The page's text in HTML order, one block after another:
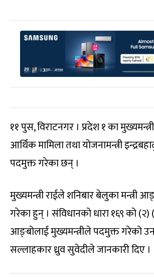
११ पुस, विराटनगर । प्रदेश १ का
आर्थिक मामिला तथा योजनामन्त्री
पदमुक्त गरेका छन् ।
मुख्यमन्त्री राईले शनिबार बेलुका मन्त्री
गरेका हुन् । संविधानको धारा १६९ को (२)
आङ्बोलाई मुख्यमन्त्रीले पदमुक्त गरेको
सल्लाहकार ध्रुव सुवेदीले जानकारी दिए ।